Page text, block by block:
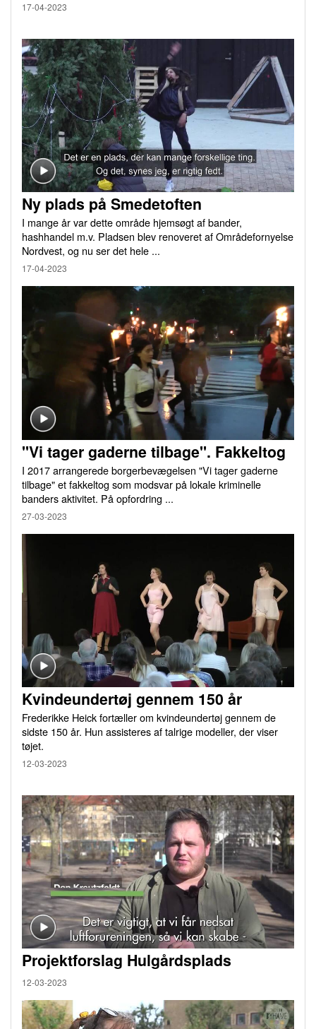
17-04-2023
Ny plads på Smedetoften
I mange år var dette område hjemsøgt af bander,
hashhandel m.v. Pladsen blev renoveret af Områdefornyelse
Nordvest, og nu ser det hele ...
17-04-2023
"Vi tager gaderne tilbage". Fakkeltog
I 2017 arrangerede borgerbevægelsen "Vi tager gaderne
tilbage" et fakkeltog som modsvar på lokale kriminelle
banders aktivitet. På opfordring ...
27-03-2023
Kvindeundertøj gennem 150 år
Frederikke Heick fortæller om kvindeundertøj gennem de
sidste 150 år. Hun assisteres af talrige modeller, der viser
tøjet.
12-03-2023
Projektforslag Hulgårdsplads
12-03-2023